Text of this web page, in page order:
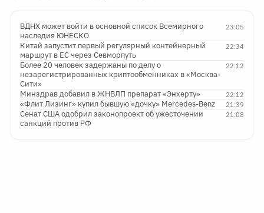
23:05
ВДНХ может войти в основной список Всемирного
наследия ЮНЕСКО
22:34
Китай запустит первый регулярный контейнерный
маршрут в ЕС через Севморпуть
22:12
Более 20 человек задержаны по делу о
незарегистрированных криптообменниках в «Москва-
Сити»
22:12
Минздрав добавил в ЖНВЛП препарат «Энхерту»
21:39
«Флит Лизинг» купил бывшую «дочку» Mercedes-Benz
21:08
Сенат США одобрил законопроект об ужесточении
санкций против РФ